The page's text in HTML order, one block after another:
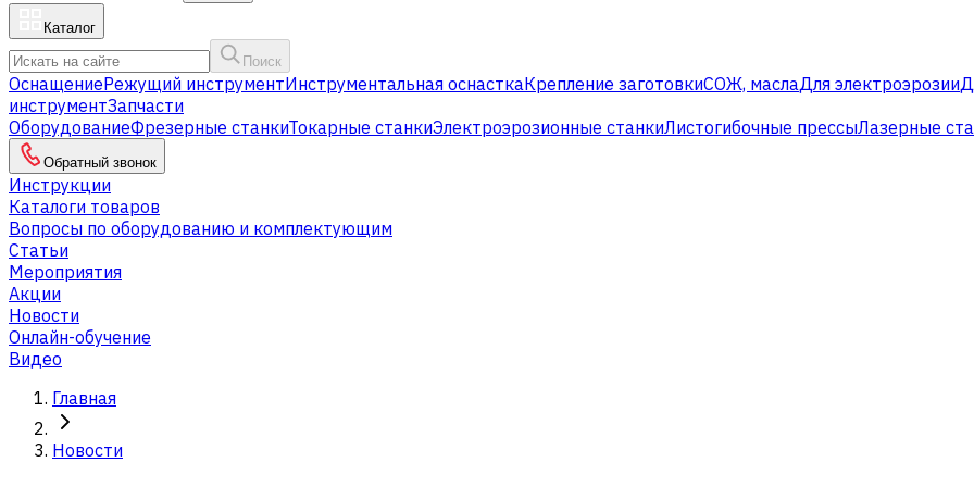
Каталог
Поиск
ОснащениеРежущий инструментИнструментальная оснасткаКрепление заготовкиСОЖ, маслаДля электроэрозии
инструментЗапчасти
ОборудованиеФрезерные станкиТокарные станкиЭлектроэрозионные станкиЛистогибочные прессыЛазерные
Обратный звонок
Инструкции
Каталоги товаров
Вопросы по оборудованию и комплектующим
Статьи
Мероприятия
Акции
Новости
Онлайн-обучение
Видео
Главная
Новости